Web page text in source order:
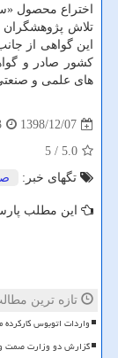
اختراع محصول
تلاش
این گواهی از
كشور صادر و
های علمی و
1398/12/07
5.0
/ 5
تگهای خبر:
این مطلب
تازه ترین
واردات اتوبوس کارکرده
گزارش دو وزارت صمت و